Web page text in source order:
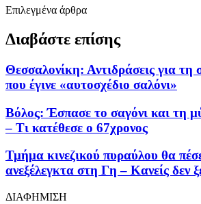
Επιλεγμένα άρθρα
Διαβάστε επίσης
Θεσσαλονίκη: Αντιδράσεις για τη
που έγινε «αυτοσχέδιο σαλόνι»
Βόλος: Έσπασε το σαγόνι και τη
– Τι κατέθεσε ο 67χρονος
Τμήμα κινεζικού πυραύλου θα
ανεξέλεγκτα στη Γη – Κανείς δεν
ΔΙΑΦΗΜΙΣΗ